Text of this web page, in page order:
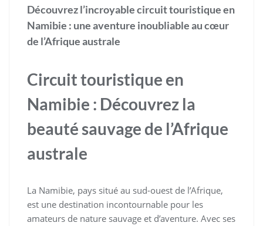
Découvrez l’incroyable circuit touristique en
Namibie : une aventure inoubliable au cœur
de l’Afrique australe
Circuit touristique en
Namibie : Découvrez la
beauté sauvage de l’Afrique
australe
La Namibie, pays situé au sud-ouest de l’Afrique,
est une destination incontournable pour les
amateurs de nature sauvage et d’aventure. Avec ses